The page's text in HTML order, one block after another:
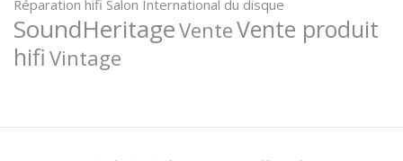
Réparation hifi Salon International du disque
SoundHeritageVenteVente produit
hifi Vintage